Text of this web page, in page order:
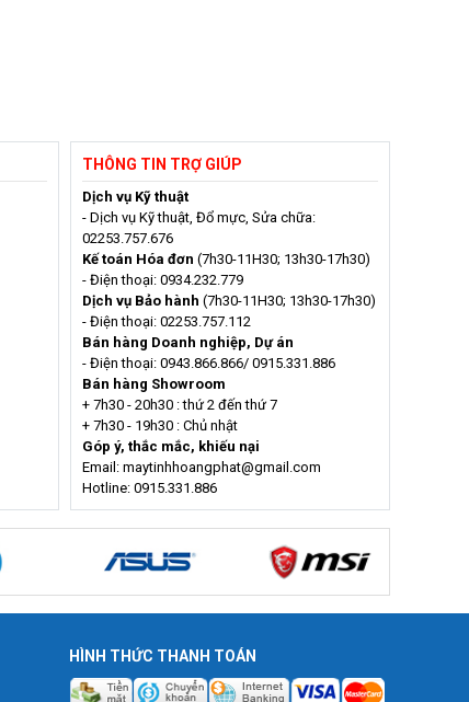
THÔNG TIN TRỢ GIÚP
Dịch vụ Kỹ thuật
- Dịch vụ Kỹ thuật, Đổ mực, Sửa chữa:
02253.757.676
Kế toán Hóa đơn (7h30-11H30; 13h30-17h30)
- Điện thoại: 0934.232.779
Dịch vụ Bảo hành (7h30-11H30; 13h30-17h30)
- Điện thoại: 02253.757.112
Bán hàng Doanh nghiệp, Dự án
- Điện thoại: 0943.866.866/ 0915.331.886
Bán hàng Showroom
+ 7h30 - 20h30 : thứ 2 đến thứ 7
+ 7h30 - 19h30 : Chủ nhật
Góp ý, thắc mắc, khiếu nại
Email: maytinhhoangphat@gmail.com
Hotline: 0915.331.886
HÌNH THỨC THANH TOÁN